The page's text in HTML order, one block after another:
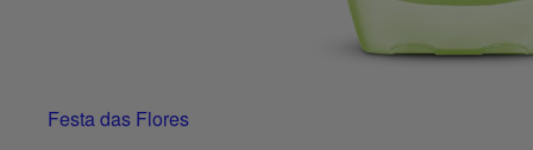
Festa das Flores